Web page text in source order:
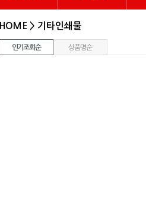
HOME > 기타인쇄물
인기조회순 상품명순